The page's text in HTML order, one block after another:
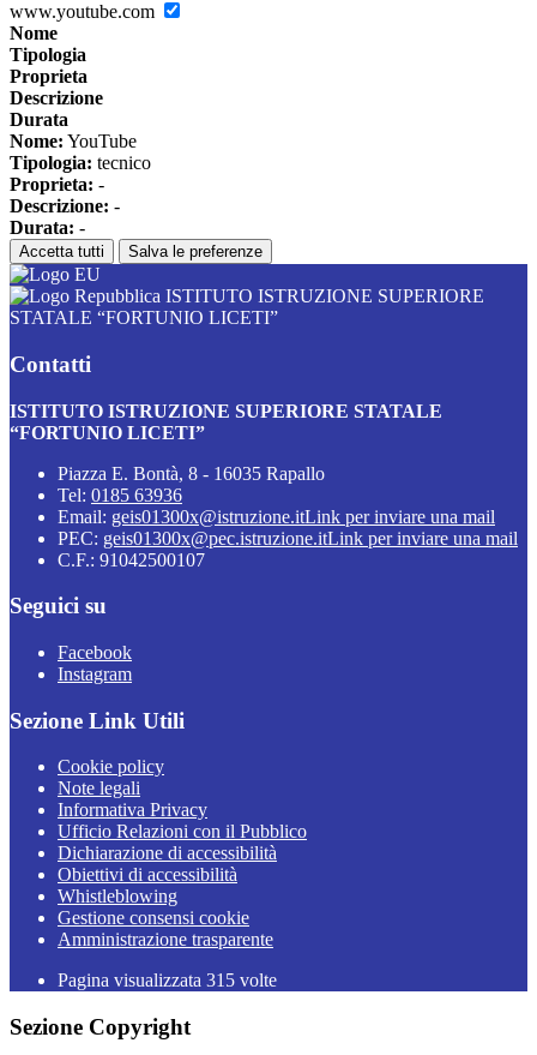
www.youtube.com
Nome
Tipologia
Proprieta
Descrizione
Durata
Nome: YouTube
Tipologia: tecnico
Proprieta: -
Descrizione: -
Durata: -
Accetta tutti Salva le preferenze
ISTITUTO ISTRUZIONE SUPERIORE
STATALE “FORTUNIO LICETI”
Contatti
ISTITUTO ISTRUZIONE SUPERIORE STATALE
“FORTUNIO LICETI”
Piazza E. Bontà, 8 - 16035 Rapallo
Tel: 0185 63936
Email: geis01300x@istruzione.itLink per inviare una mail
PEC: geis01300x@pec.istruzione.itLink per inviare una mail
C.F.: 91042500107
Seguici su
Facebook
Instagram
Sezione Link Utili
Cookie policy
Note legali
Informativa Privacy
Ufficio Relazioni con il Pubblico
Dichiarazione di accessibilità
Obiettivi di accessibilità
Whistleblowing
Gestione consensi cookie
Amministrazione trasparente
Pagina visualizzata 315 volte
Sezione Copyright